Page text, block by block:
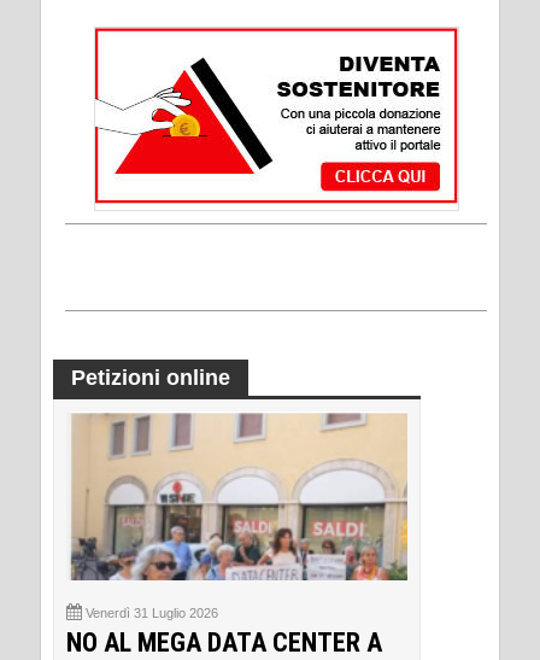
Petizioni online
Venerdì 31 Luglio 2026
NO AL MEGA DATA CENTER A